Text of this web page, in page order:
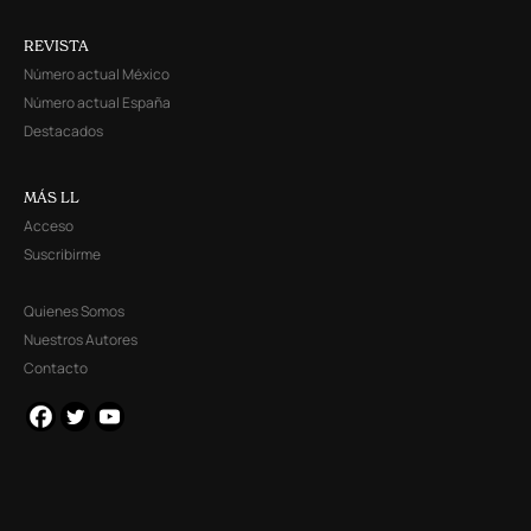
REVISTA
Número actual México
Número actual España
Destacados
MÁS LL
Acceso
Suscribirme
Quienes Somos
Nuestros Autores
Contacto